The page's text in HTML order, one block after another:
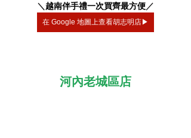
＼ 越南伴手禮一次買齊最方便／
在 Google 地圖上查看胡志明店▶
河內老城區店